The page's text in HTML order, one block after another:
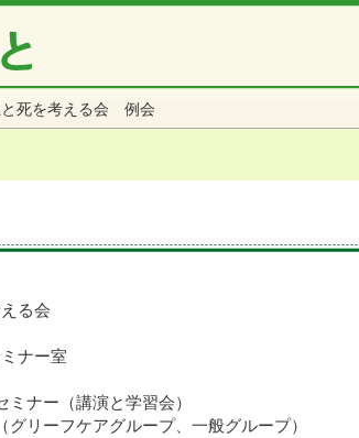
死を考える会 例会
る会
ナー室
ナー（講演と学習会）
フケアグループ、一般グループ）